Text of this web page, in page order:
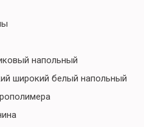
напольный
широкий белый напольный